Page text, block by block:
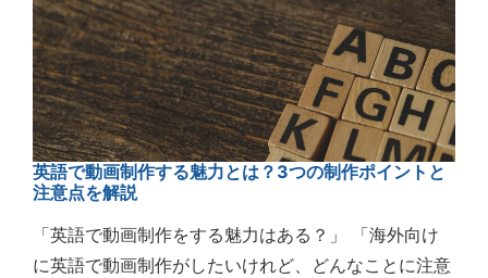
英語で動画制作する魅力とは？3つの制作ポイントと
注意点を解説
「英語で動画制作をする魅力はある？」 「海外向け
に英語で動画制作がしたいけれど、どんなことに注意